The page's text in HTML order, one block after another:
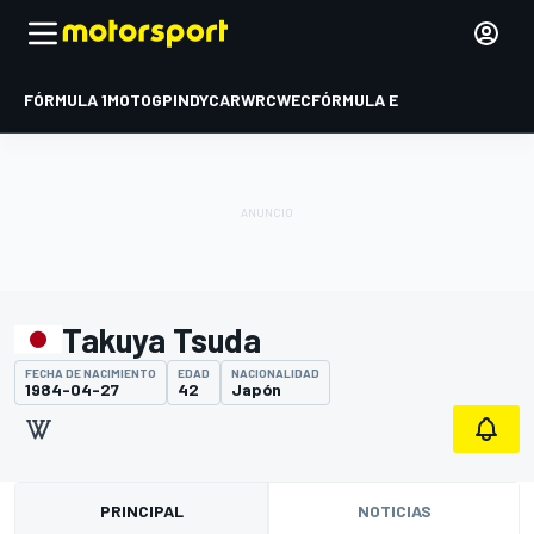
FÓRMULA 1MOTOGPINDYCARWRCWECFÓRMULA E
Takuya Tsuda
FECHA DE NACIMIENTO
1984-04-27
EDAD
42
NACIONALIDAD
Japón
PRINCIPAL NOTICIAS